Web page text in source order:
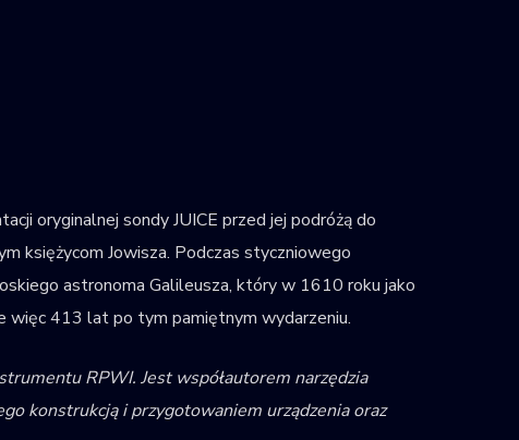
oryginalnej sondy JUICE przed jej podróżą do
księżycom Jowisza. Podczas styczniowego
astronoma Galileusza, który w 1610 roku jako
więc 413 lat po tym pamiętnym wydarzeniu.
RPWI. Jest współautorem narzędzia
konstrukcją i przygotowaniem urządzenia oraz